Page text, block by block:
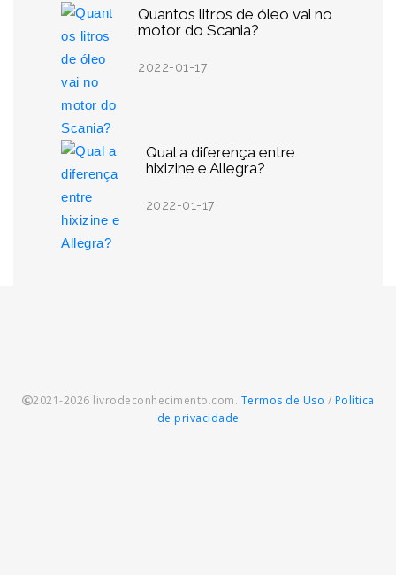
Quantos litros de óleo vai no
motor do Scania?
2022-01-17
Qual a diferença entre
hixizine e Allegra?
2022-01-17
2021-2026 livrodeconhecimento.com. Termos de Uso / Política
de privacidade